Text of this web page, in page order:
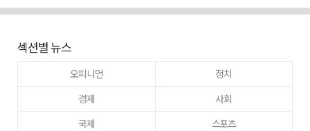
섹션별 뉴스
오피니언
정치
경제
사회
국제
스포츠